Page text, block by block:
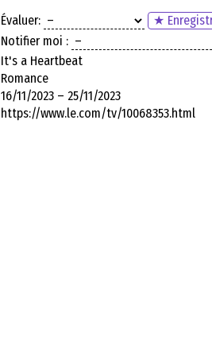
Évaluer:
★
Notifier moi :
It's a Heartbeat
Romance
16/11/2023 – 25/11/2023
https://www.le.com/tv/10068353.html